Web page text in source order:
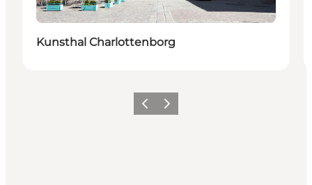
Kunsthal Charlottenborg
Föregående
Nästa